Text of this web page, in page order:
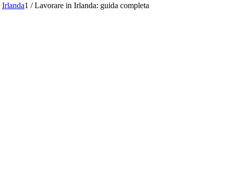
Irlanda1 / Lavorare in Irlanda: guida completa